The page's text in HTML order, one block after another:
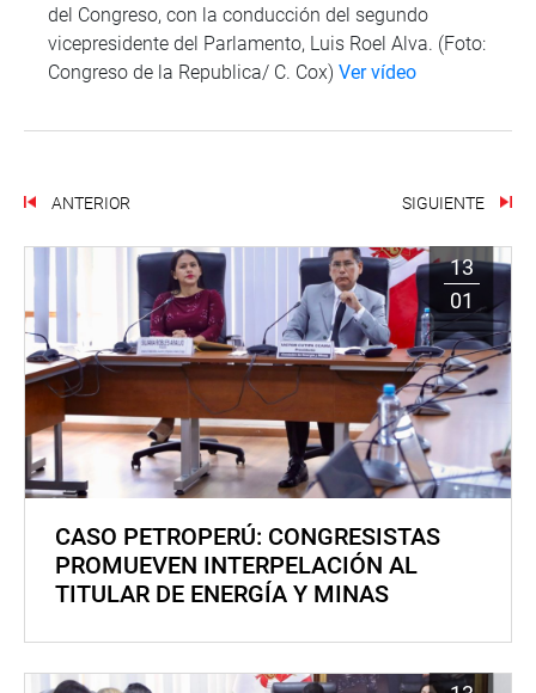
del Congreso, con la conducción del segundo
vicepresidente del Parlamento, Luis Roel Alva. (Foto:
Congreso de la Republica/ C. Cox) Ver vídeo
ANTERIOR SIGUIENTE
13
01
CASO PETROPERÚ: CONGRESISTAS
PROMUEVEN INTERPELACIÓN AL
TITULAR DE ENERGÍA Y MINAS